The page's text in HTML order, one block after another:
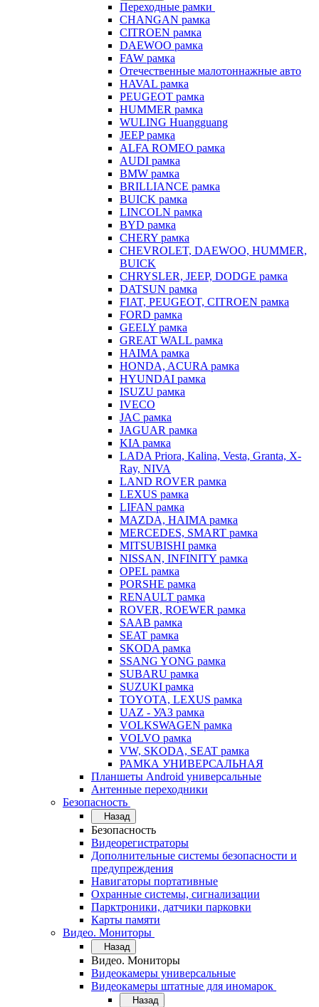
Переходные рамки
CHANGAN рамка
CITROEN рамка
DAEWOO рамка
FAW рамка
Отечественные малотоннажные авто
HAVAL рамка
PEUGEOT рамка
HUMMER рамка
WULING Huangguang
JEEP рамка
ALFA ROMEO рамка
AUDI рамка
BMW рамка
BRILLIANCE рамка
BUICK рамка
LINCOLN рамка
BYD рамка
CHERY рамка
CHEVROLET, DAEWOO, HUMMER,
BUICK
CHRYSLER, JEEP, DODGE рамка
DATSUN рамка
FIAT, PEUGEOT, CITROEN рамка
FORD рамка
GEELY рамка
GREAT WALL рамка
HAIMA рамка
HONDA, ACURA рамка
HYUNDAI рамка
ISUZU рамка
IVECO
JAC рамка
JAGUAR рамка
KIA рамка
LADA Priora, Kalina, Vesta, Granta, X-
Ray, NIVA
LAND ROVER рамка
LEXUS рамка
LIFAN рамка
MAZDA, HAIMA рамка
MERCEDES, SMART рамка
MITSUBISHI рамка
NISSAN, INFINITY рамка
OPEL рамка
PORSHE рамка
RENAULT рамка
ROVER, ROEWER рамка
SAAB рамка
SEAT рамка
SKODA рамка
SSANG YONG рамка
SUBARU рамка
SUZUKI рамка
TOYOTA, LEXUS рамка
UAZ - УАЗ рамка
VOLKSWAGEN рамка
VOLVO рамка
VW, SKODA, SEAT рамка
РАМКА УНИВЕРСАЛЬНАЯ
Планшеты Android универсальные
Антенные переходники
Безопасность
Назад
Безопасность
Видеорегистраторы
Дополнительные системы безопасности и
предупреждения
Навигаторы портативные
Охранные системы, сигнализации
Парктроники, датчики парковки
Карты памяти
Видео. Мониторы
Назад
Видео. Мониторы
Видеокамеры универсальные
Видеокамеры штатные для иномарок
Назад